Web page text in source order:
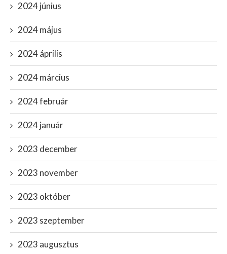
2024 június
2024 május
2024 április
2024 március
2024 február
2024 január
2023 december
2023 november
2023 október
2023 szeptember
2023 augusztus